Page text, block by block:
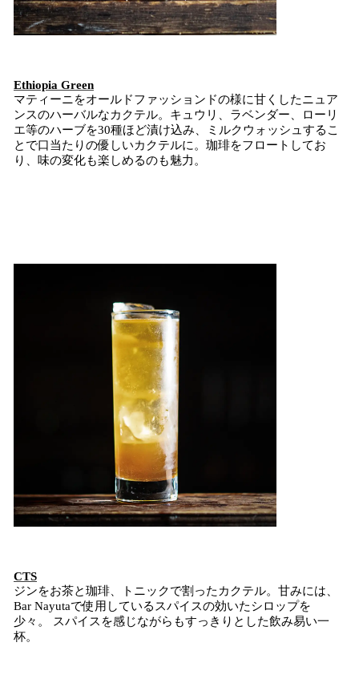
Ethiopia Green
マティーニをオールドファッションドの様に甘くしたニュア
ンスのハーバルなカクテル。キュウリ、ラベンダー、ローリ
エ等のハーブを30種ほど漬け込み、ミルクウォッシュするこ
とで口当たりの優しいカクテルに。珈琲をフロートしてお
り、味の変化も楽しめるのも魅力。
CTS
ジンをお茶と珈琲、トニックで割ったカクテル。甘みには、
Bar Nayutaで使用しているスパイスの効いたシロップを
少々。 スパイスを感じながらもすっきりとした飲み易い一
杯。